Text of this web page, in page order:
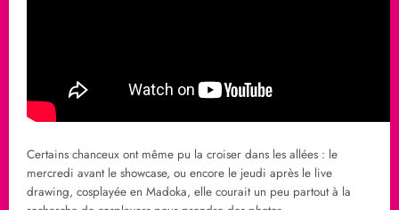
Certains chanceux ont même pu la croiser dans les allées : le
mercredi avant le showcase, ou encore le jeudi après le live
drawing, cosplayée en Madoka, elle courait un peu partout à la